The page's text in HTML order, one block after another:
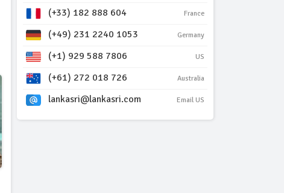
(+33) 182 888 604 France
(+49) 231 2240 1053 Germany
(+1) 929 588 7806 US
(+61) 272 018 726 Australia
lankasri@lankasri.com Email US